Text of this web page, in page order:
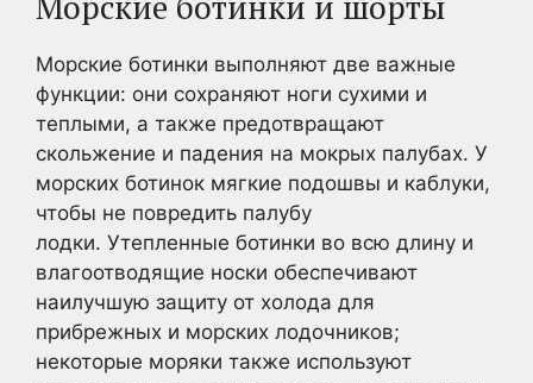
Морские ботинки выполняют две важные
функции: они сохраняют ноги сухими и
теплыми, а также предотвращают
скольжение и падения на мокрых палубах. У
морских ботинок мягкие подошвы и каблуки,
чтобы не повредить палубу
лодки. Утепленные ботинки во всю длину и
влагоотводящие носки обеспечивают
наилучшую защиту от холода для
прибрежных и морских лодочников;
некоторые моряки также используют